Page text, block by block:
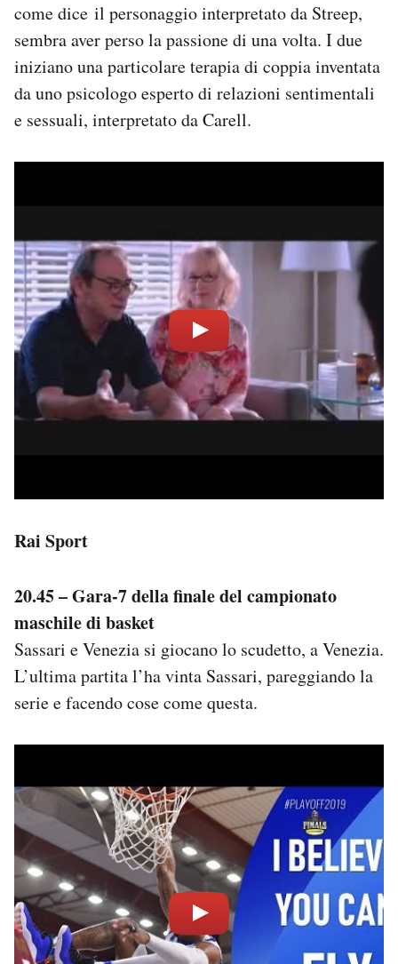
come dice il personaggio interpretato da Streep,
sembra aver perso la passione di una volta. I due
iniziano una particolare terapia di coppia inventata
da uno psicologo esperto di relazioni sentimentali
e sessuali, interpretato da Carell.
Rai Sport
20.45 – Gara-7 della finale del campionato
maschile di basket
Sassari e Venezia si giocano lo scudetto, a Venezia.
L’ultima partita l’ha vinta Sassari, pareggiando la
serie e facendo cose come questa.